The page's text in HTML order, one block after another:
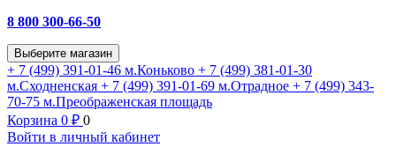
8 800 300-66-50
Выберите магазин
+ 7 (499) 391-01-46 м.Коньково + 7 (499) 381-01-30
м.Сходненская + 7 (499) 391-01-69 м.Отрадное + 7 (499) 343-
70-75 м.Преображенская площадь
Корзина 0 ₽ 0
Войти в личный кабинет